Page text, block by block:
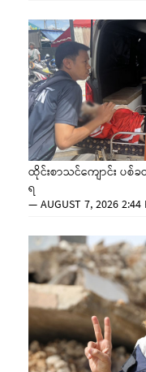
ထိုင်းစာသင်ကျောင်း ပစ်
ရ
—AUGUST 7, 2026 2:44